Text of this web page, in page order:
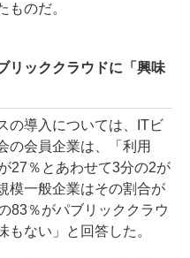
ものだ。
リッククラウドに「興味
の導入については、ITビ
の会員企業は、「利用
27％とあわせて3分の2が
模一般企業はその割合が
83％がパブリッククラウ
もない」と回答した。